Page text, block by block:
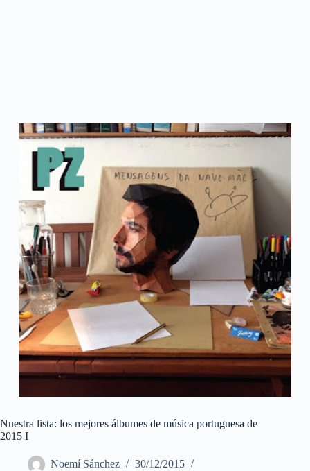
Nuestra lista: los mejores álbumes de música portuguesa de
2015 I
Noemí Sánchez
30/12/2015